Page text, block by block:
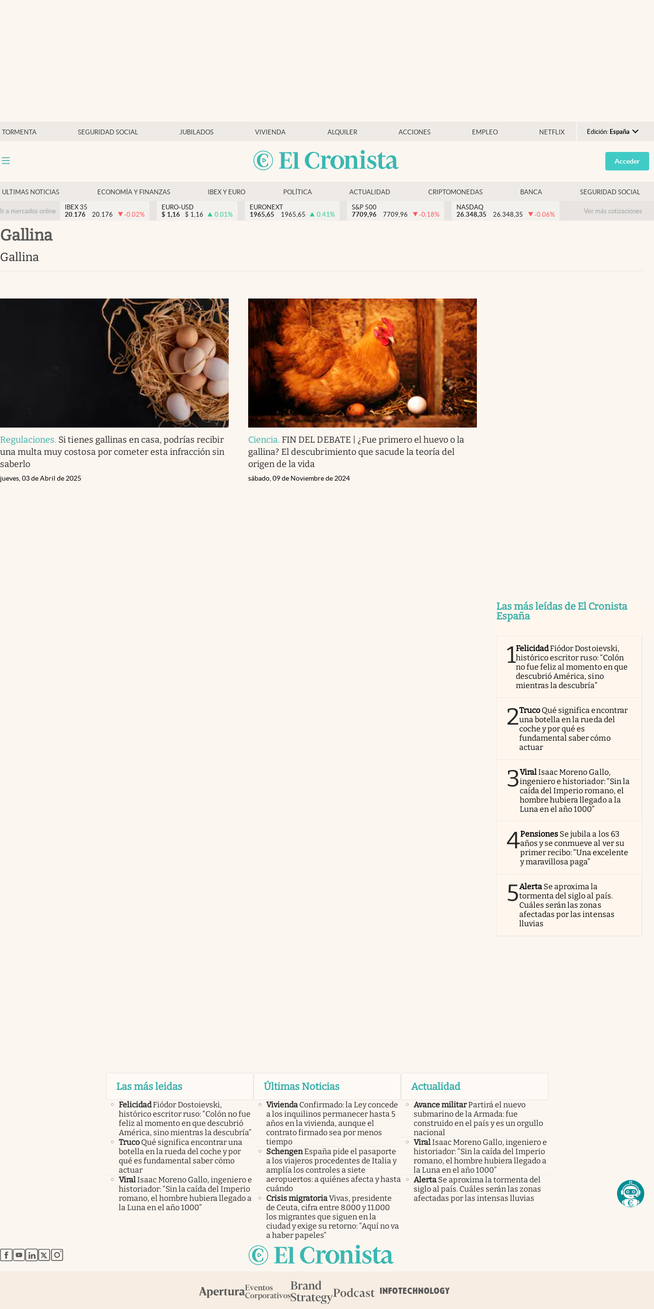
TORMENTA SEGURIDAD SOCIAL JUBILADOS VIVIENDA ALQUILER ACCIONES EMPLEO NETFLIX Edición: España
Argentina
España
USA
Colombia
Acceder
ULTIMAS NOTICIAS ECONOMÍA Y FINANZAS IBEX Y EURO POLÍTICA ACTUALIDAD CRIPTOMONEDAS BANCA SEGURIDAD SOCIAL
Ir a mercados online
IBEX 35
20.176
20.176 -0.02%
EURO-USD
$ 1,16 $ 1,16 0.01%
EURONEXT
1965,65
1965,65 0.41%
S&P 500
7709,96
7709,96 -0.18%
NASDAQ
26.348,35
26.348,35 -0.06% Ver más cotizaciones
gallina
gallina
Regulaciones. Si tienes gallinas en casa, podrías recibir
una multa muy costosa por cometer esta infracción sin
saberlo
jueves, 03 de Abril de 2025
Ciencia. FIN DEL DEBATE | ¿Fue primero el huevo o la
gallina? El descubrimiento que sacude la teoría del
origen de la vida
sábado, 09 de Noviembre de 2024
Las más leídas de El Cronista
España
1FelicidadFiódor Dostoievski,
histórico escritor ruso: “Colón
no fue feliz al momento en que
descubrió América, sino
mientras la descubría”
2Truco Qué significa encontrar
una botella en la rueda del
coche y por qué es
fundamental saber cómo
actuar
3ViralIsaac Moreno Gallo,
ingeniero e historiador: “Sin la
caída del Imperio romano, el
hombre hubiera llegado a la
Luna en el año 1000”
4Pensiones Se jubila a los 63
años y se conmueve al ver su
primer recibo: “Una excelente
y maravillosa paga”
5Alerta Se aproxima la
tormenta del siglo al país.
Cuáles serán las zonas
afectadas por las intensas
lluvias
Las más leidas
FelicidadFiódor Dostoievski,
histórico escritor ruso: “Colón no fue
feliz al momento en que descubrió
América, sino mientras la descubría”
Truco Qué significa encontrar una
botella en la rueda del coche y por
qué es fundamental saber cómo
actuar
ViralIsaac Moreno Gallo, ingeniero e
historiador: “Sin la caída del Imperio
romano, el hombre hubiera llegado a
la Luna en el año 1000”
Últimas Noticias
Vivienda Confirmado: la Ley concede
a los inquilinos permanecer hasta 5
años en la vivienda, aunque el
contrato firmado sea por menos
tiempo
SchengenEspaña pide el pasaporte
a los viajeros procedentes de Italia y
amplía los controles a siete
aeropuertos: a quiénes afecta y hasta
cuándo
Crisis migratoriaVivas, presidente
de Ceuta, cifra entre 8.000 y 11.000
los migrantes que siguen en la
ciudad y exige su retorno: “Aquí no va
a haber papeles”
Actualidad
Avance militarPartirá el nuevo
submarino de la Armada: fue
construido en el país y es un orgullo
nacional
ViralIsaac Moreno Gallo, ingeniero e
historiador: “Sin la caída del Imperio
romano, el hombre hubiera llegado a
la Luna en el año 1000”
Alerta Se aproxima la tormenta del
siglo al país. Cuáles serán las zonas
afectadas por las intensas lluvias
abre en nueva pestaña
abre en nueva pestaña
abre en nueva pestaña
abre en nueva pestaña
abre en nueva pestaña